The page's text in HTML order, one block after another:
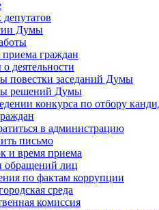
Думы
граждан
деятельности
повестки заседаний Думы
решений Думы
конкурса по отбору
в администрацию
письмо
и время приема
обращений лиц
по фактам коррупции
среда
комиссия